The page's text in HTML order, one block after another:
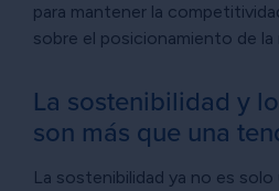
para mantener la
sobre el posicionamiento de la
La sostenibilidad y
son más que una
La sostenibilidad ya no es solo